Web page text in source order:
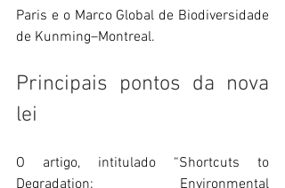
Paris e o Marco Global de Biodiversidade
de Kunming–Montreal.
Principais pontos da nova
lei
O artigo, intitulado “Shortcuts to